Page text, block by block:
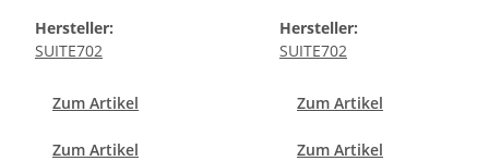
Hersteller:
SUITE702
Zum Artikel
Hersteller:
SUITE702
Zum Artikel
Zum Artikel Zum Artikel